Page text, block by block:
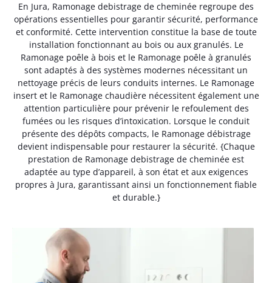
En Jura, Ramonage debistrage de cheminée regroupe des
opérations essentielles pour garantir sécurité, performance
et conformité. Cette intervention constitue la base de toute
installation fonctionnant au bois ou aux granulés. Le
Ramonage poêle à bois et le Ramonage poêle à granulés
sont adaptés à des systèmes modernes nécessitant un
nettoyage précis de leurs conduits internes. Le Ramonage
insert et le Ramonage chaudière nécessitent également une
attention particulière pour prévenir le refoulement des
fumées ou les risques d’intoxication. Lorsque le conduit
présente des dépôts compacts, le Ramonage débistrage
devient indispensable pour restaurer la sécurité. {Chaque
prestation de Ramonage debistrage de cheminée est
adaptée au type d’appareil, à son état et aux exigences
propres à Jura, garantissant ainsi un fonctionnement fiable
et durable.}